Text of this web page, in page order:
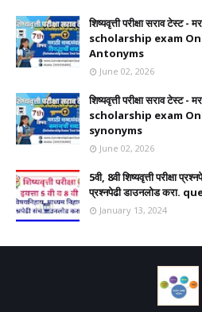
शिष्यवृत्ती परीक्षा सराव टेस्ट -
scholarship exam
Antonyms
June 02, 2026
शिष्यवृत्ती परीक्षा सराव टेस्ट -
scholarship exam
synonyms
June 02, 2026
5वी, 8वी शिष्यवृत्ती परीक्षा
प्रश्नपेढी डाउनलोड करा.
January 13, 2024